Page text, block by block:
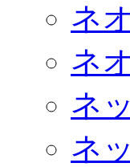
ネ
ネ
ネ
ネ